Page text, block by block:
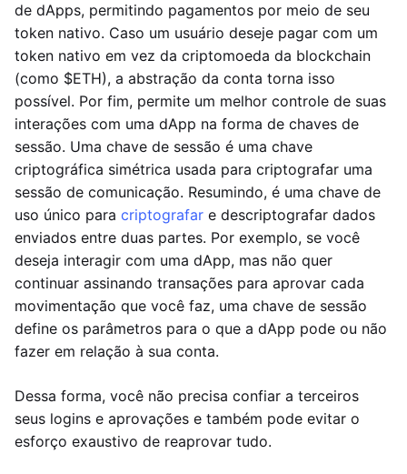
de dApps, permitindo pagamentos por meio de seu
token nativo. Caso um usuário deseje pagar com um
token nativo em vez da criptomoeda da blockchain
(como $ETH), a abstração da conta torna isso
possível. Por fim, permite um melhor controle de suas
interações com uma dApp na forma de chaves de
sessão. Uma chave de sessão é uma chave
criptográfica simétrica usada para criptografar uma
sessão de comunicação. Resumindo, é uma chave de
uso único para criptografar e descriptografar dados
enviados entre duas partes. Por exemplo, se você
deseja interagir com uma dApp, mas não quer
continuar assinando transações para aprovar cada
movimentação que você faz, uma chave de sessão
define os parâmetros para o que a dApp pode ou não
fazer em relação à sua conta.
Dessa forma, você não precisa confiar a terceiros
seus logins e aprovações e também pode evitar o
esforço exaustivo de reaprovar tudo.